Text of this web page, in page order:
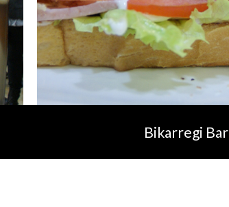
Bikarregi Bar